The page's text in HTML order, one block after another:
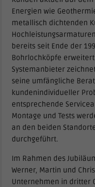
Energien wie
metallisch dichtenden
bereits seit Ende der
Bohrlochköpfe
Systemanbieter
seine umfängliche
kundenindividueller
entsprechende
Montage und Tests
an den beiden
durchgeführt.
Im Rahmen des
Werner, Martin und
Unternehmen in dritter